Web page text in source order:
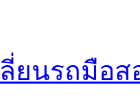
ยนรถมือส